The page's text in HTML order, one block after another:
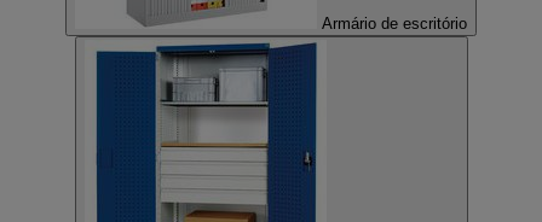
Armário de escritório